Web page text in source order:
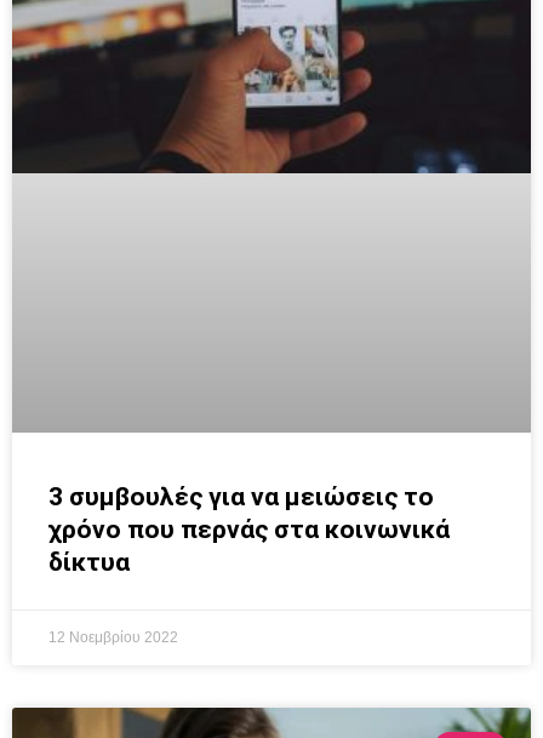
3 συμβουλές για να μειώσεις το
χρόνο που περνάς στα κοινωνικά
δίκτυα
12 Νοεμβρίου 2022